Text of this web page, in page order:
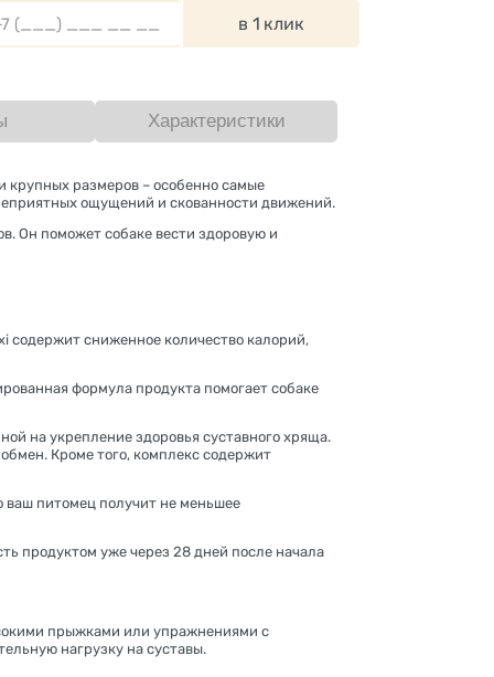
в 1 клик
Характеристики
крупных размеров – особенно самые
ощущений и скованности движений.
Он поможет собаке вести здоровую и
содержит сниженное количество калорий,
формула продукта помогает собаке
на укрепление здоровья суставного хряща.
Кроме того, комплекс содержит
ваш питомец получит не меньшее
продуктом уже через 28 дней после начала
прыжками или упражнениями с
нагрузку на суставы.